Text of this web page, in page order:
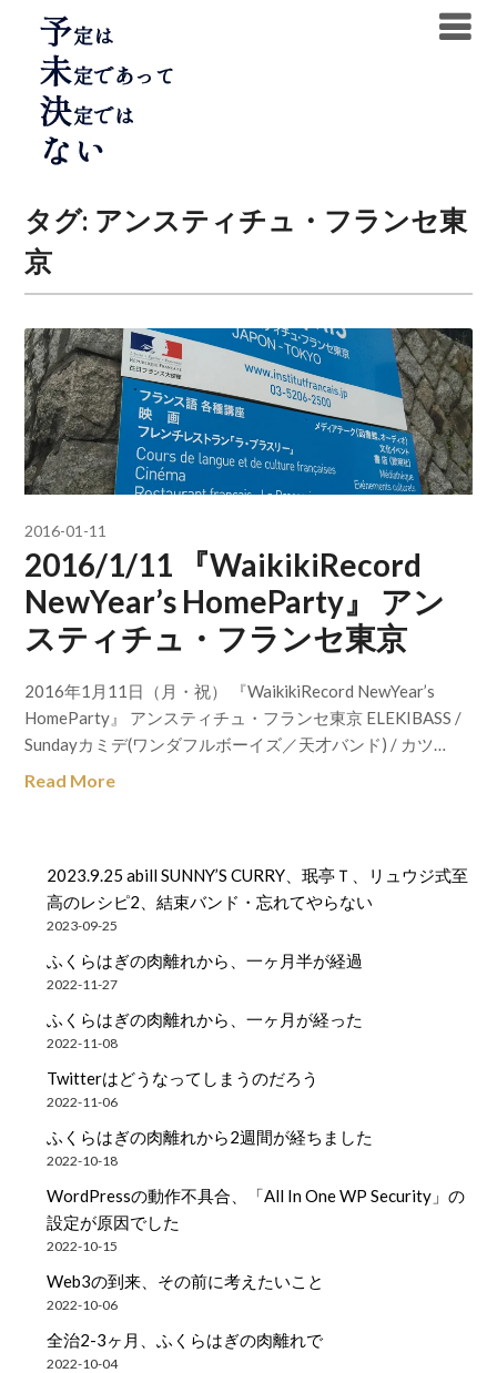
content
タグ: アンスティチュ・フランセ東
京
2016-01-11
2016/1/11 『WaikikiRecord
NewYear’s HomeParty』 アン
スティチュ・フランセ東京
2016年1月11日（月・祝） 『WaikikiRecord NewYear’s
HomeParty』 アンスティチュ・フランセ東京 ELEKIBASS /
Sundayカミデ(ワンダフルボーイズ／天才バンド) / カツ…
Read More
2023.9.25 abill SUNNY’S CURRY、珉亭Ｔ、リュウジ式至
高のレシピ2、結束バンド・忘れてやらない
2023-09-25
ふくらはぎの肉離れから、一ヶ月半が経過
2022-11-27
ふくらはぎの肉離れから、一ヶ月が経った
2022-11-08
Twitterはどうなってしまうのだろう
2022-11-06
ふくらはぎの肉離れから2週間が経ちました
2022-10-18
WordPressの動作不具合、「All In One WP Security」の
設定が原因でした
2022-10-15
Web3の到来、その前に考えたいこと
2022-10-06
全治2-3ヶ月、ふくらはぎの肉離れで
2022-10-04